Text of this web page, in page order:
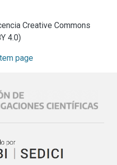
dos capas, la capa de
de movilidad, a fin de lograr
flexibilidad en su
Creative Commons
4.0)
page